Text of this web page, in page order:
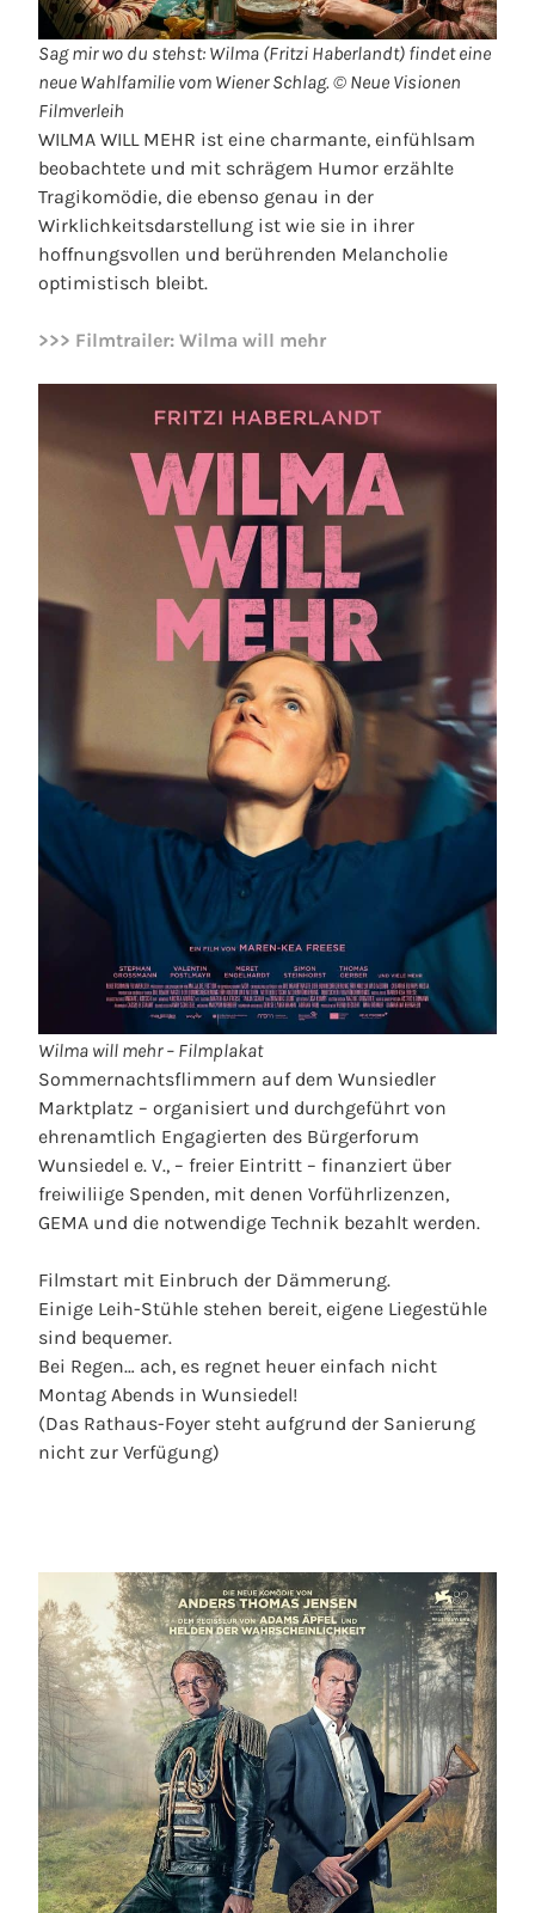
Sag mir wo du stehst: Wilma (Fritzi Haberlandt) findet eine
neue Wahlfamilie vom Wiener Schlag. © Neue Visionen
Filmverleih
WILMA WILL MEHR ist eine charmante, einfühlsam
beobachtete und mit schrägem Humor erzählte
Tragikomödie, die ebenso genau in der
Wirklichkeitsdarstellung ist wie sie in ihrer
hoffnungsvollen und berührenden Melancholie
optimistisch bleibt.
>>> Filmtrailer: Wilma will mehr
Wilma will mehr – Filmplakat
Sommernachtsflimmern auf dem Wunsiedler
Marktplatz – organisiert und durchgeführt von
ehrenamtlich Engagierten des Bürgerforum
Wunsiedel e. V., – freier Eintritt – finanziert über
freiwiliige Spenden, mit denen Vorführlizenzen,
GEMA und die notwendige Technik bezahlt werden.
Filmstart mit Einbruch der Dämmerung.
Einige Leih-Stühle stehen bereit, eigene Liegestühle
sind bequemer.
Bei Regen… ach, es regnet heuer einfach nicht
Montag Abends in Wunsiedel!
(Das Rathaus-Foyer steht aufgrund der Sanierung
nicht zur Verfügung)